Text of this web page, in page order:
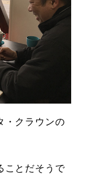
・クラウンの
ことだそうで